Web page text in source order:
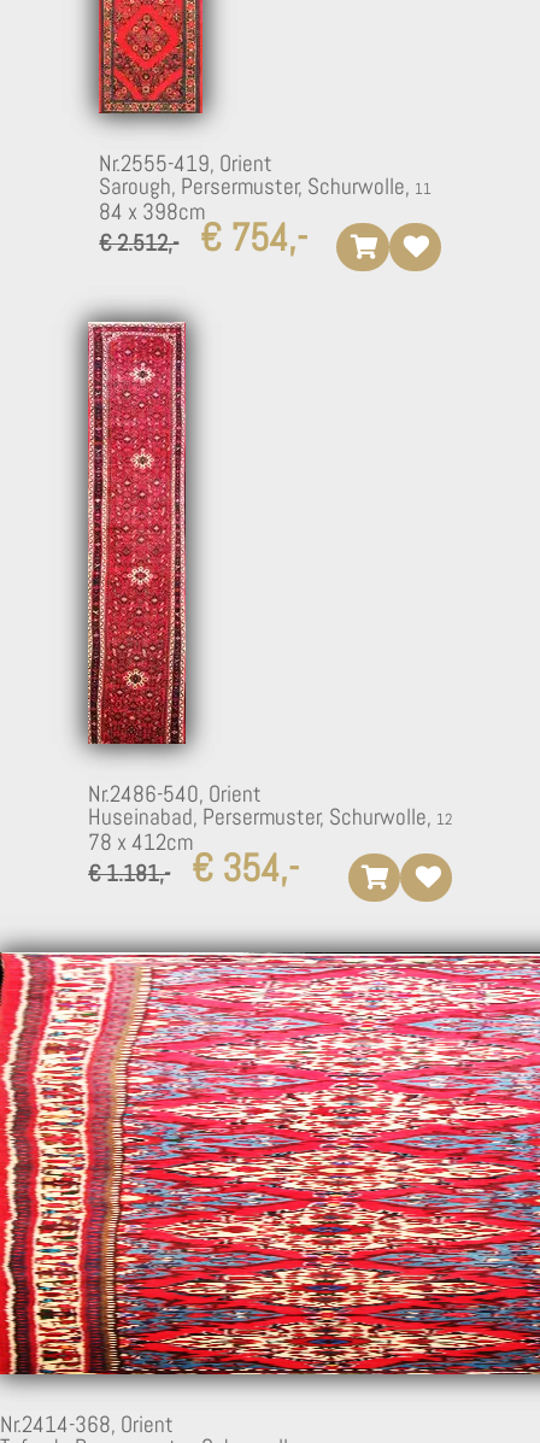
9
Nr.2555-419, Orient
Sarough, Persermuster, Schurwolle,
84 x 398cm
€ 2.512,-
€ 754,-
Nr.2486-540, Orient
Huseinabad, Persermuster, Schurwolle,
78 x 412cm
€ 1.181,-
€ 354,-
Nr.2414-368, Orient